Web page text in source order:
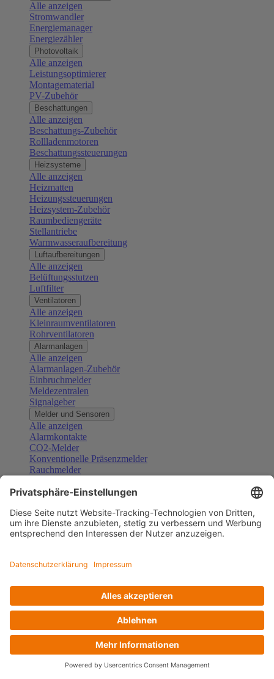
Alle anzeigen
Stromwandler
Energiemanager
Energiezähler
Photovoltaik
Alle anzeigen
Leistungsoptimierer
Montagematerial
PV-Zubehör
Beschattungen
Alle anzeigen
Beschattungs-Zubehör
Rollladenmotoren
Beschattungssteuerungen
Heizsysteme
Alle anzeigen
Heizmatten
Heizungssteuerungen
Heizsystem-Zubehör
Raumbediengeräte
Stellantriebe
Warmwasseraufbereitung
Luftaufbereitungen
Alle anzeigen
Belüftungsstutzen
Luftfilter
Ventilatoren
Alle anzeigen
Kleinraumventilatoren
Rohrventilatoren
Alarmanlagen
Alle anzeigen
Alarmanlagen-Zubehör
Einbruchmelder
Meldezentralen
Signalgeber
Melder und Sensoren
Alle anzeigen
Alarmkontakte
CO2-Melder
Konventionelle Präsenzmelder
Rauchmelder
Gefahrenmelder
Türsprechanlagen
Alle anzeigen
Außenstationen
Klingeltaster und Gongs
Sprechanlagen-Sets
Zubehör Türkommunikation
Videoüberwachung
Zubehör Videoüberwachung
Alle anzeigen